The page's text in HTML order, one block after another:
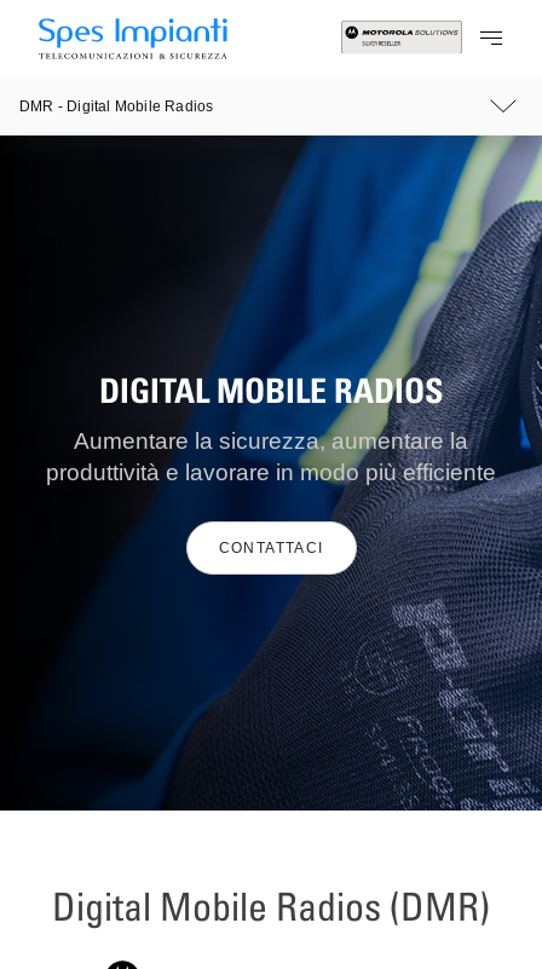
DMR - Digital Mobile Radios
DIGITAL MOBILE RADIOS
Aumentare la sicurezza, aumentare la
produttività e lavorare in modo più efficiente
CONTATTACI
Digital Mobile Radios (DMR)